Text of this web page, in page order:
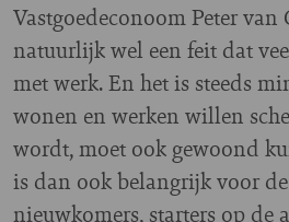
Vastgoedeconoom Peter van
natuurlijk wel een feit dat
met werk. En het is steeds
wonen en werken willen
wordt, moet ook gewoond
is dan ook belangrijk voor
nieuwkomers, starters op de